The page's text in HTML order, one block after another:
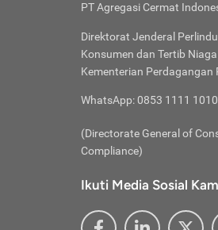
PT Agregasi Cermat
Direktorat Jenderal
Konsumen dan Tertib Niaga
Kementerian Perdagangan
WhatsApp: 0853 1111
(Directorate General of
Compliance)
Ikuti Media Sosial